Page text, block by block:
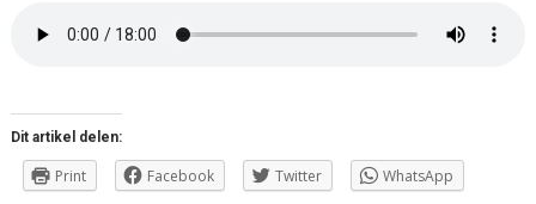
Dit artikel delen:
Print Facebook Twitter WhatsApp